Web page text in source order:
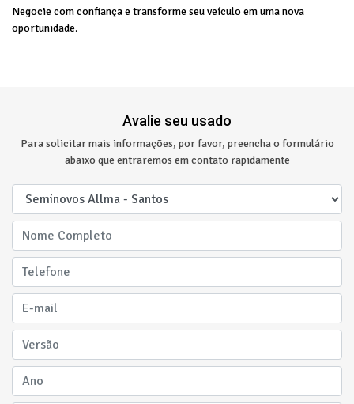
Negocie com confiança e transforme seu veículo em uma nova
oportunidade.
Avalie seu usado
Para solicitar mais informações, por favor, preencha o formulário
abaixo que entraremos em contato rapidamente